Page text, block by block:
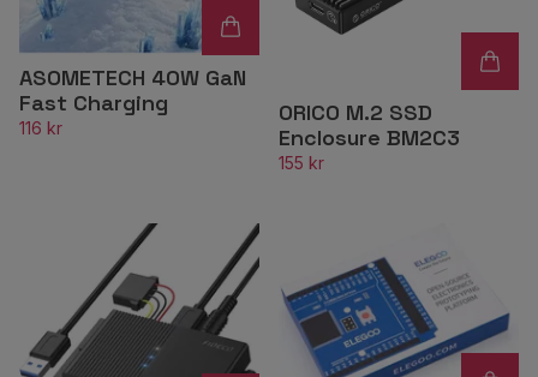
ASOMETECH 40W GaN
Fast Charging
116 kr
ORICO M.2 SSD
Enclosure BM2C3
155 kr